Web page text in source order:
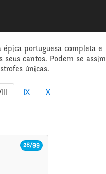
épica portuguesa completa e
seus cantos. Podem-se assim
únicas.
IX X
28/99